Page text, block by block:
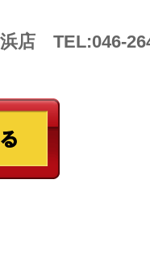
店 TEL:046-